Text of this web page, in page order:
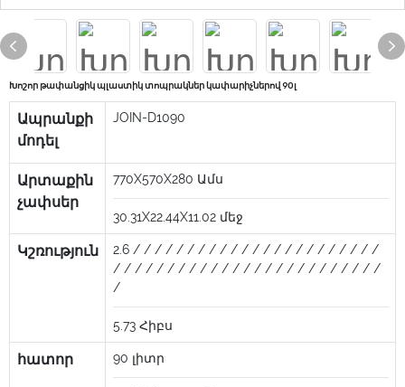
Խոշոր թափանցիկ պլաստիկ տոպրակներ կափարիչներով 90լ
Ապրանքի
մոդել
JOIN-D1090
Արտաքին
չափսեր
770X570X280 Ամս
30.31X22.44X11.02 մեջ
Կշռություն 2.6 / / / / / / / / / / / / / / / / / / / / / / /
/ / / / / / / / / / / / / / / / / / / / / / / / /
/
5.73 Հիբս
հատոր 90 լիտր